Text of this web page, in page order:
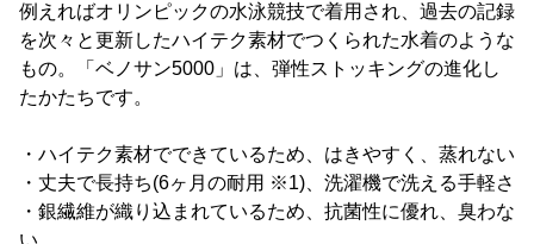
例えればオリンピックの水泳競技で着用され、過去の記録
を次々と更新したハイテク素材でつくられた水着のような
もの。「ベノサン5000」は、弾性ストッキングの進化し
たかたちです。
・ハイテク素材でできているため、はきやすく、蒸れない
・丈夫で長持ち(6ヶ月の耐用 ※1)、洗濯機で洗える手軽さ
・銀繊維が織り込まれているため、抗菌性に優れ、臭わな
い